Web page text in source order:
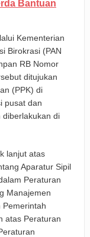
Bantuan
Kementerian
Birokrasi (PAN
RB Nomor
ditujukan
(PPK) di
pusat dan
diberlakukan di
lanjut atas
Aparatur Sipil
Peraturan
Manajemen
Pemerintah
atas Peraturan